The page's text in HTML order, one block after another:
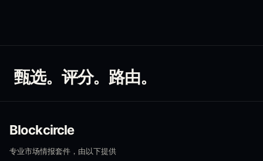
甄选。评分。路由。
Blockcircle
专业市场情报套件，由以下提供